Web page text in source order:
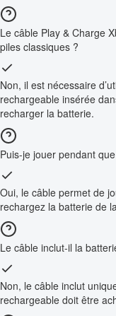
Le câble Play & Charge
piles classiques ?
Non, il est nécessaire
rechargeable insérée
recharger la batterie.
Puis-je jouer pendant
Oui, le câble permet de
rechargez la batterie de
Le câble inclut-il la
Non, le câble inclut
rechargeable doit être